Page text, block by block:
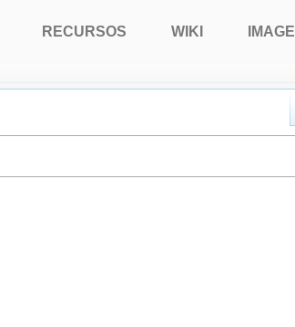
RECURSOS WIKI